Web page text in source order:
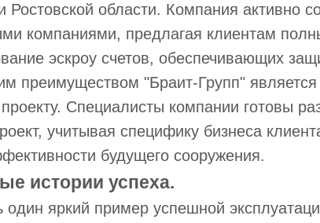
Ростовской области. Компания активно
компаниями, предлагая клиентам
эскроу счетов, обеспечивающих
преимуществом "Браит-Групп"
Специалисты компании готовы
учитывая специфику бизнеса
будущего сооружения.
истории успеха.
яркий пример успешной